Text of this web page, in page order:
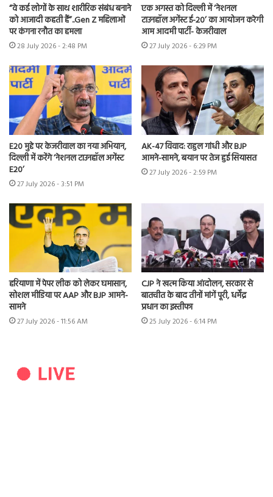
“वे कई लोगों के साथ शारीरिक संबंध बनाने
को आजादी कहती हैं”..Gen Z महिलाओं
पर कंगना रनौत का हमला
28 July 2026 - 2:48 PM
एक अगस्त को दिल्ली में ‘नेशनल
टाउनहॉल अगेंस्ट ई-20’ का आयोजन करेगी
आम आदमी पार्टी- केजरीवाल
27 July 2026 - 6:29 PM
E20 मुद्दे पर केजरीवाल का नया अभियान,
दिल्ली में करेंगे ‘नेशनल टाउनहॉल अगेंस्ट
E20’
27 July 2026 - 3:51 PM
AK-47 विवाद: राहुल गांधी और BJP
आमने-सामने, बयान पर तेज हुई सियासत
27 July 2026 - 2:59 PM
हरियाणा में पेपर लीक को लेकर घमासान,
सोशल मीडिया पर AAP और BJP आमने-
सामने
27 July 2026 - 11:56 AM
CJP ने खत्म किया आंदोलन, सरकार से
बातचीत के बाद तीनों मांगें पूरी, धर्मेंद्र
प्रधान का इस्तीफा
25 July 2026 - 6:14 PM